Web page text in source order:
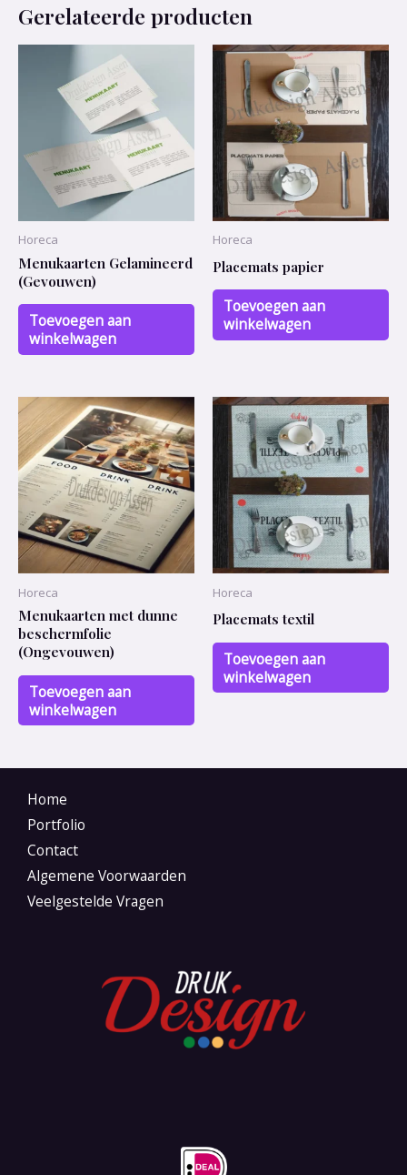
Gerelateerde producten
Horeca
Menukaarten Gelamineerd
(Gevouwen)
Toevoegen aan
winkelwagen
Horeca
Placemats papier
Toevoegen aan
winkelwagen
Horeca
Menukaarten met dunne
beschermfolie
(Ongevouwen)
Toevoegen aan
winkelwagen
Horeca
Placemats textil
Toevoegen aan
winkelwagen
Home
Portfolio
Contact
Algemene Voorwaarden
Veelgestelde Vragen